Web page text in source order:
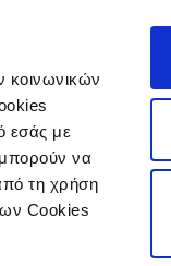
κοινωνικών
εσάς με
να
τη χρήση
Cookies